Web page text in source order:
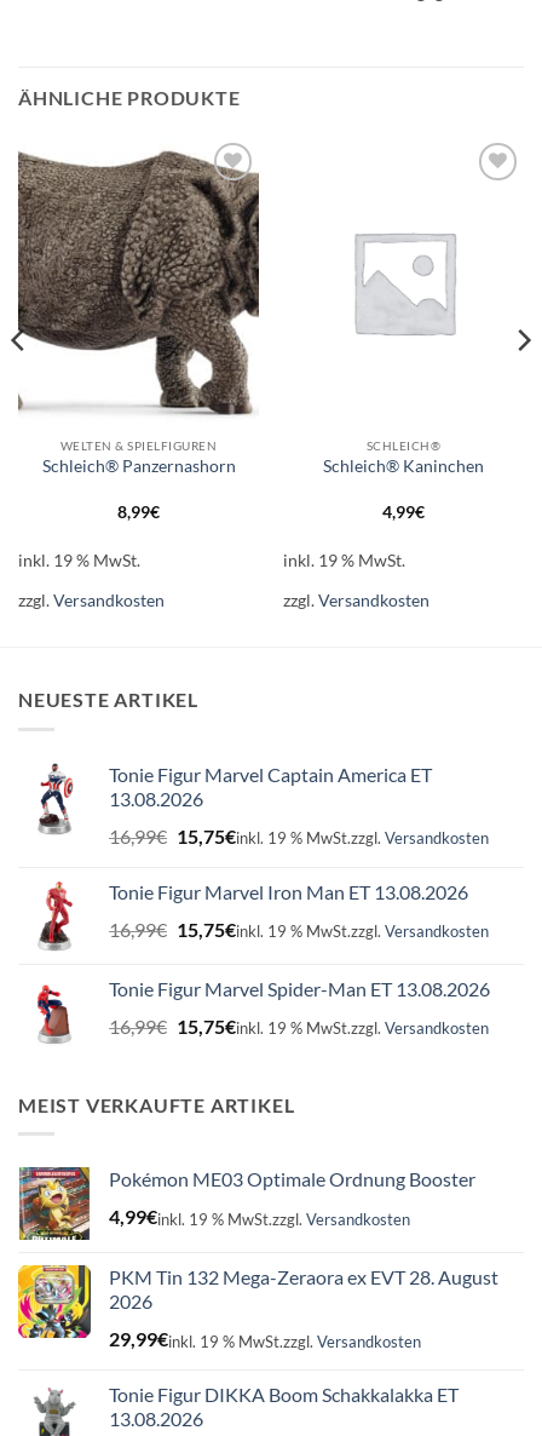
ÄHNLICHE PRODUKTE
Auf die
Wunschliste
WELTEN & SPIELFIGUREN
Schleich® Panzernashorn
8,99€
inkl. 19 % MwSt.
zzgl.Versandkosten
SCHLEICH®
Schleich® Kaninchen
4,99€
inkl. 19 % MwSt.
zzgl.Versandkosten
NEUESTE ARTIKEL
Tonie Figur Marvel Captain America ET
13.08.2026
16,99€ Ursprünglicher
Preis
16,99€
15,75€Aktueller
15,75€.
inkl. 19 % MwSt.zzgl. Versandkosten
Tonie Figur Marvel Iron Man ET 13.08.2026
16,99€ Ursprünglicher
Preis
16,99€
15,75€Aktueller
15,75€.
inkl. 19 % MwSt.zzgl. Versandkosten
Tonie Figur Marvel Spider-Man ET 13.08.2026
16,99€ Ursprünglicher
Preis
16,99€
15,75€Aktueller
15,75€.
inkl. 19 % MwSt.zzgl. Versandkosten
MEIST VERKAUFTE ARTIKEL
Pokémon ME03 Optimale Ordnung Booster
4,99€inkl. 19 % MwSt.zzgl. Versandkosten
PKM Tin 132 Mega-Zeraora ex EVT 28. August
2026
29,99€inkl. 19 % MwSt.zzgl. Versandkosten
Tonie Figur DIKKA Boom Schakkalakka ET
13.08.2026